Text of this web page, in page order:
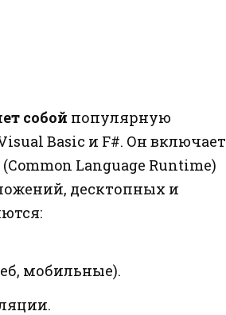
собой популярную
Basic и F#. Он включает
Language Runtime)
десктопных и
мобильные).